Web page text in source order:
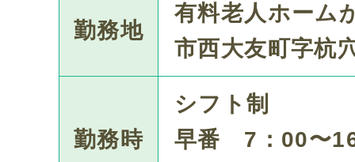
勤務地
有料老人ホーム
市西大友町字杭
勤務時
シフト制
早番 7：00〜